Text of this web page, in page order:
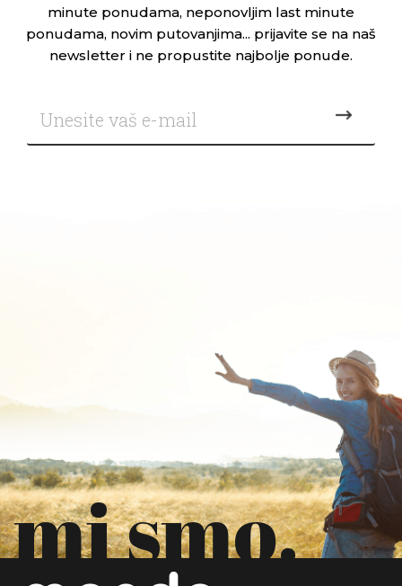
minute ponudama, neponovljim last minute
ponudama, novim putovanjima... prijavite se na naš
newsletter i ne propustite najbolje ponude.
mi smo.